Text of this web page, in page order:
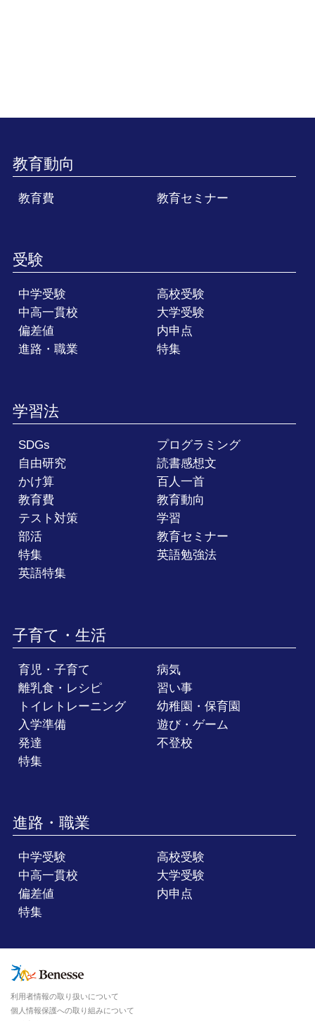
教育動向
教育費 教育セミナー
受験
中学受験
高校受験
中高一貫校
大学受験
偏差値
内申点
進路・職業
特集
学習法
SDGs
プログラミング
自由研究
読書感想文
かけ算
百人一首
教育費
教育動向
テスト対策
学習
部活
教育セミナー
特集
英語勉強法
英語特集
子育て・生活
育児・子育て
病気
離乳食・レシピ
習い事
トイレトレーニング
幼稚園・保育園
入学準備
遊び・ゲーム
発達
不登校
特集
進路・職業
中学受験
高校受験
中高一貫校
大学受験
偏差値
内申点
特集
利用者情報の取り扱いについて
個人情報保護への取り組みについて